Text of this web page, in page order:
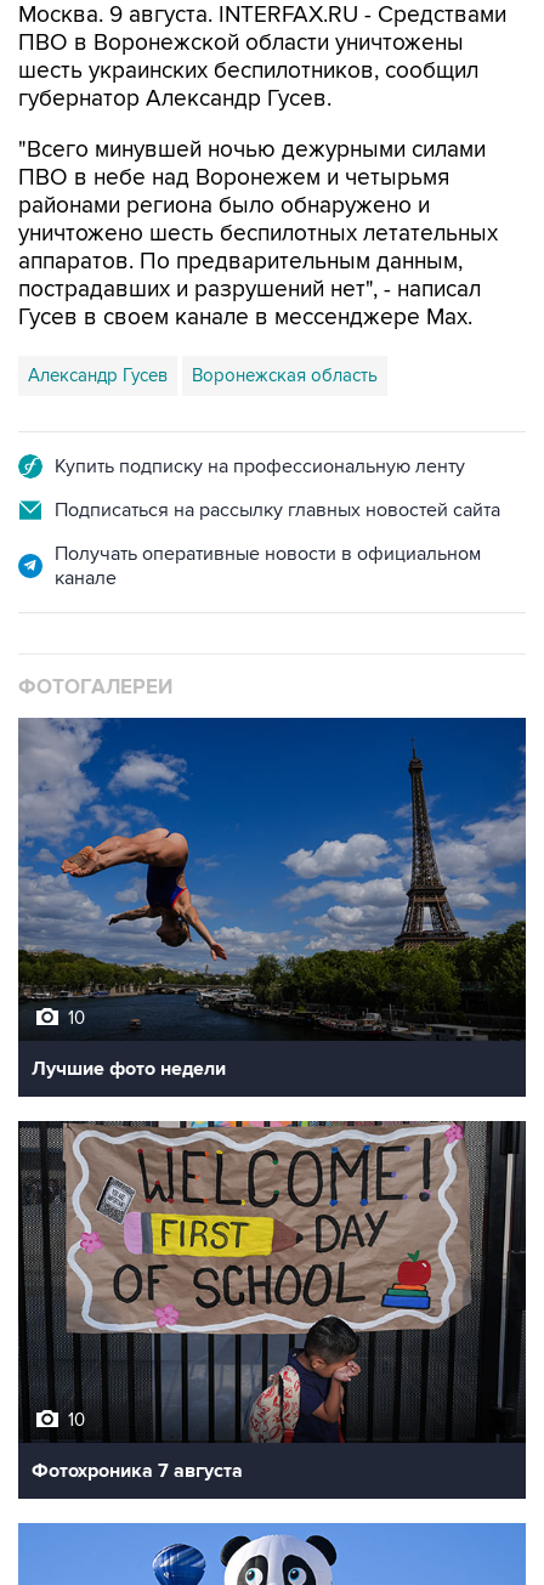
Москва. 9 августа. INTERFAX.RU - Средствами
ПВО в Воронежской области уничтожены
шесть украинских беспилотников, сообщил
губернатор Александр Гусев.
"Всего минувшей ночью дежурными силами
ПВО в небе над Воронежем и четырьмя
районами региона было обнаружено и
уничтожено шесть беспилотных летательных
аппаратов. По предварительным данным,
пострадавших и разрушений нет", - написал
Гусев в своем канале в мессенджере Max.
Александр Гусев Воронежская область
Купить подписку на профессиональную ленту
Подписаться на рассылку главных новостей сайта
Получать оперативные новости в официальном
канале
ФОТОГАЛЕРЕИ
10
Лучшие фото недели
10
Фотохроника 7 августа